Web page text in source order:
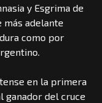
y Esgrima de
más adelante
como por
en la primera
ganador del cruce